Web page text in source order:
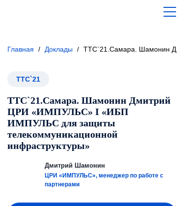
Главная / Доклады / ТТС`21.Самара. Шамонин
ТТС`21
ТТС`21.Самара. Шамонин Дмитрий
ЦРИ «ИМПУЛЬС» I «ИБП
ИМПУЛЬС для защиты
телекоммуникационной
инфраструктуры»
Дмитрий Шамонин
ЦРИ «ИМПУЛЬС», менеджер по работе с
партнерами